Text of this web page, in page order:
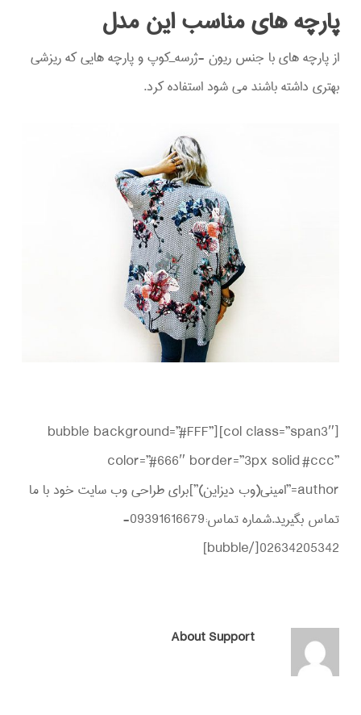
پارچه های مناسب این مدل
از پارچه های با جنس ریون -ژرسه_کوپ و پارچه هایی که ریزشی
بهتری داشته باشند می شود استفاده کرد.
[col class=”span3″][bubble background=”#FFF”
color=”#666″ border=”3px solid #ccc”
author=”امینی(وب دیزاین)”]برای طراحی وب سایت خود با ما
تماس بگیرید.شماره تماس:09391616679-
02634205342[/bubble]
AboutSupport